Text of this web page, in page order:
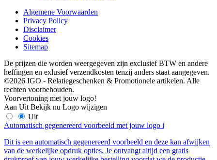
Algemene Voorwaarden
Privacy Policy
Disclaimer
Cookies
Sitemap
De prijzen die worden weergegeven zijn exclusief BTW en andere
heffingen en exlusief verzendkosten tenzij anders staat aangegeven.
©2026 IGO - Relatiegeschenken & Promotionele artikelen. Alle
rechten voorbehouden.
Voorvertoning met jouw logo!
Aan Uit Bekijk nu Logo wijzigen
Uit
Automatisch gegenereerd voorbeeld met jouw logo i
Dit is een automatisch gegenereerd voorbeeld en deze kan afwijken
van de werkelijke opdruk opties. Je ontvangt altijd een gratis